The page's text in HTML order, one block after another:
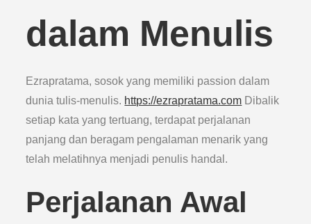
dalam Menulis
Ezrapratama, sosok yang memiliki passion dalam
dunia tulis-menulis. https://ezrapratama.com Dibalik
setiap kata yang tertuang, terdapat perjalanan
panjang dan beragam pengalaman menarik yang
telah melatihnya menjadi penulis handal.
Perjalanan Awal